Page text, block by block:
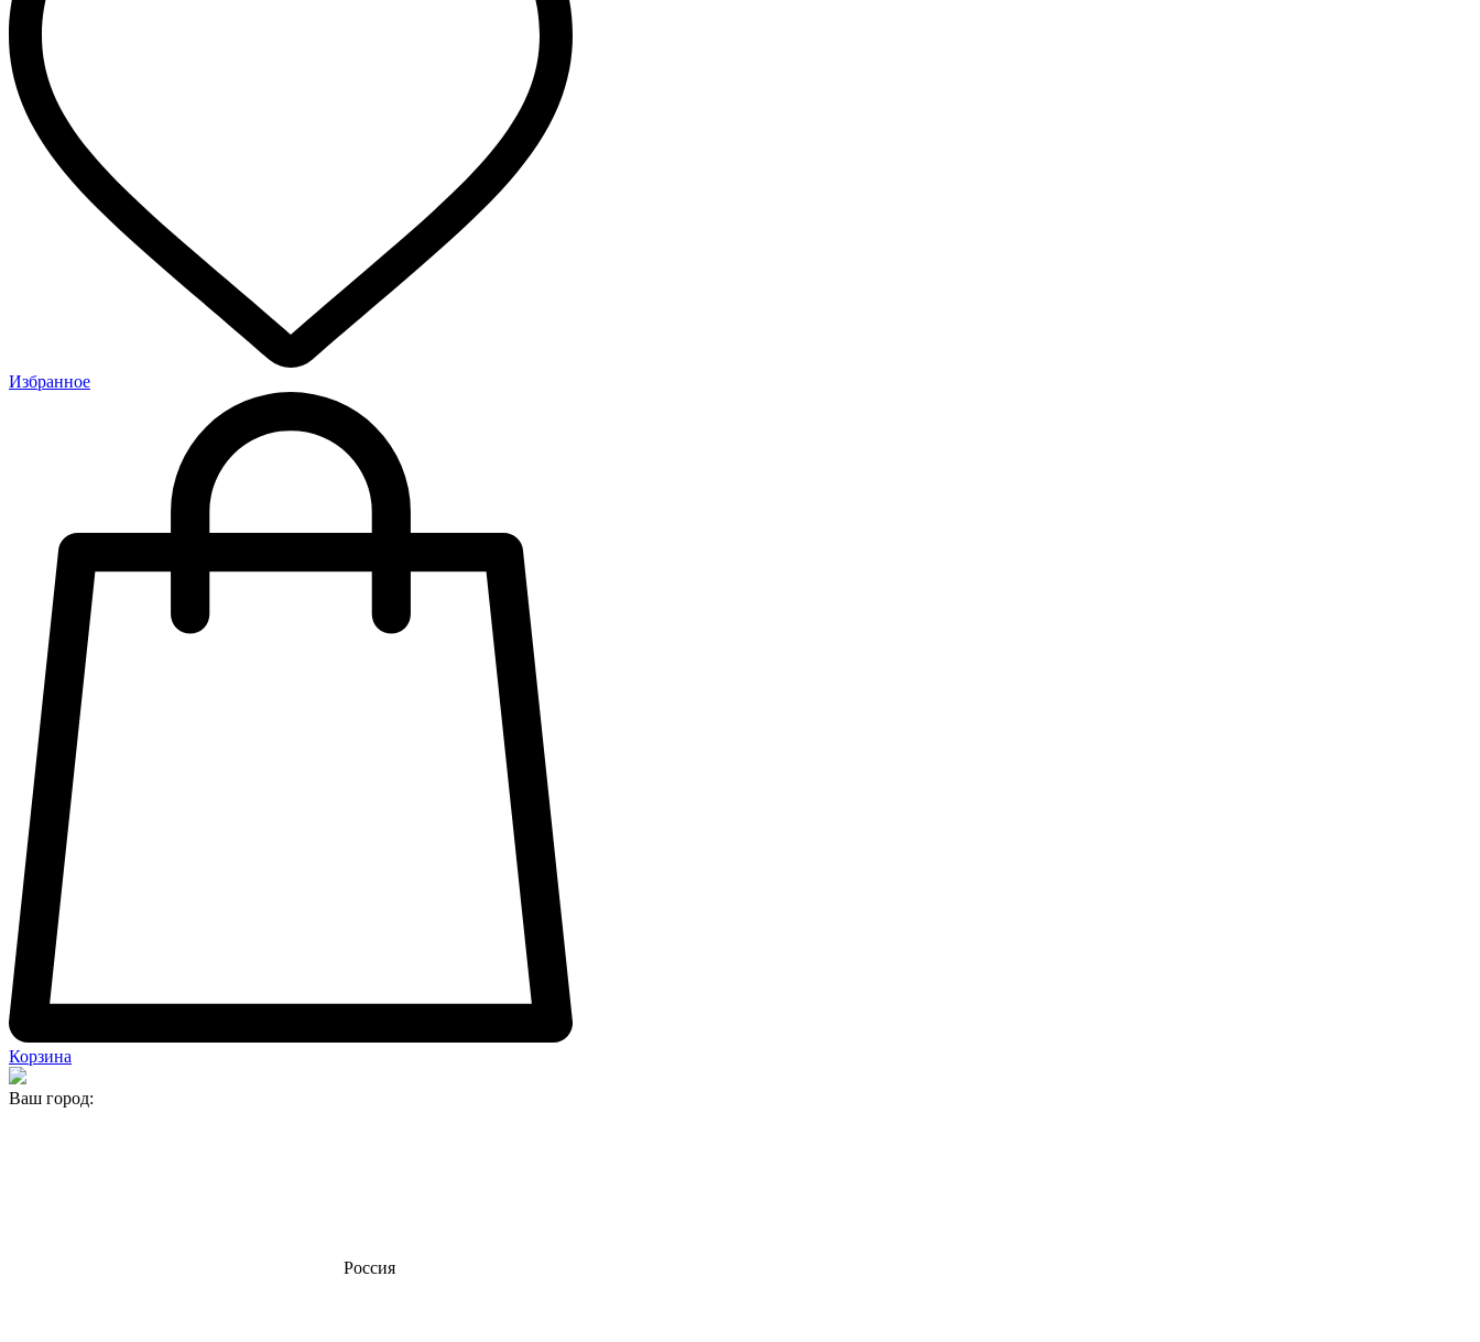
Избранное
Корзина
Ваш город:
Россия